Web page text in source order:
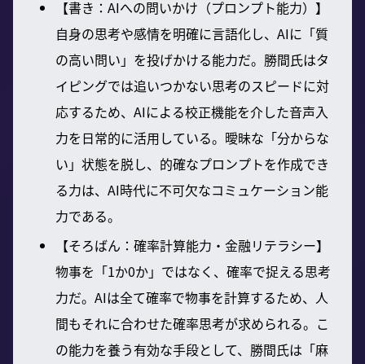
【書き：AIへの問いかけ（プロンプト能力）】
自身の思考や感情を明確に言語化し、AIに「質
の高い問い」を投げかける能力だ。勝間氏はタ
イピングでは追いつかない思考のスピードに対
応するため、AIによる校正機能を介した音声入
力を日常的に活用している。曖昧な「分からな
い」状態を脱し、的確なプロンプトを作成でき
る力は、AI時代に不可欠なコミュケーション能
力である。
【そろばん：確率計算能力・金融リテラシー】
物事を「1か0か」ではなく、確率で捉える思考
力だ。AIは全て確率で物事を計算するため、人
間もそれに合わせた確率思考が求められる。こ
の能力を養う有効な手段として、勝間氏は「麻